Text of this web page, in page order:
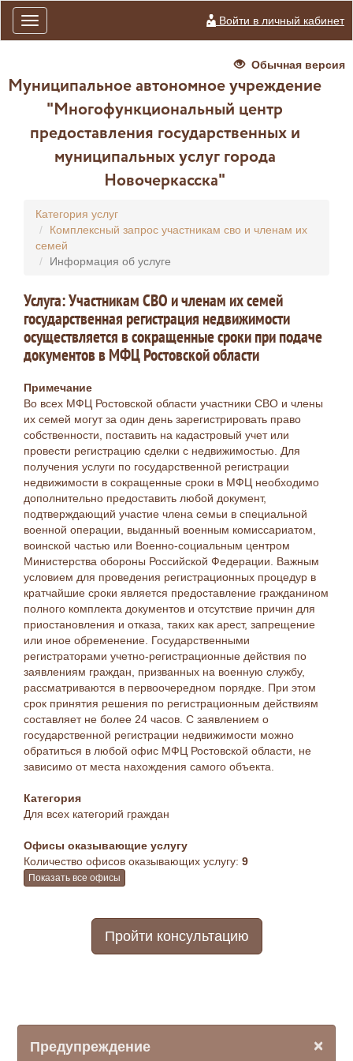
Toggle
navigation
Войти в личный кабинет
Обычная версия
Муниципальное автономное учреждение
"Многофункциональный центр
предоставления государственных и
муниципальных услуг города
Новочеркасска"
Категория услуг
Комплексный запрос участникам сво и членам их
семей
Информация об услуге
Услуга: Участникам СВО и членам их семей
государственная регистрация недвижимости
осуществляется в сокращенные сроки при подаче
документов в МФЦ Ростовской области
Примечание
Во всех МФЦ Ростовской области участники СВО и члены
их семей могут за один день зарегистрировать право
собственности, поставить на кадастровый учет или
провести регистрацию сделки с недвижимостью. Для
получения услуги по государственной регистрации
недвижимости в сокращенные сроки в МФЦ необходимо
дополнительно предоставить любой документ,
подтверждающий участие члена семьи в специальной
военной операции, выданный военным комиссариатом,
воинской частью или Военно-социальным центром
Министерства обороны Российской Федерации. Важным
условием для проведения регистрационных процедур в
кратчайшие сроки является предоставление гражданином
полного комплекта документов и отсутствие причин для
приостановления и отказа, таких как арест, запрещение
или иное обременение. Государственными
регистраторами учетно-регистрационные действия по
заявлениям граждан, призванных на военную службу,
рассматриваются в первоочередном порядке. При этом
срок принятия решения по регистрационным действиям
составляет не более 24 часов. С заявлением о
государственной регистрации недвижимости можно
обратиться в любой офис МФЦ Ростовской области, не
зависимо от места нахождения самого объекта.
Категория
Для всех категорий граждан
Офисы оказывающие услугу
Количество офисов оказывающих услугу: 9
Показать все офисы
Пройти консультацию
×
Предупреждение